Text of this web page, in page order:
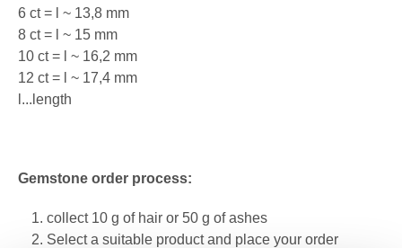
6 ct = l ~ 13,8 mm
8 ct = l ~ 15 mm
10 ct = l ~ 16,2 mm
12 ct = l ~ 17,4 mm
l...length
Gemstone order process:
collect 10 g of hair or 50 g of ashes
Select a suitable product and place your order